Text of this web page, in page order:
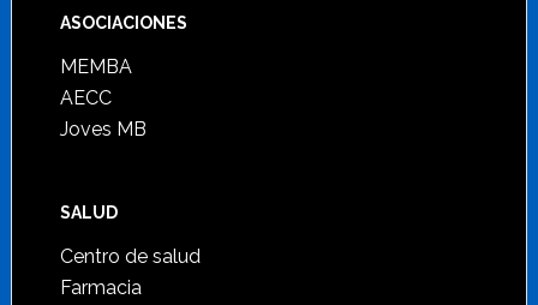
ASOCIACIONES
MEMBA
AECC
Joves MB
SALUD
Centro de salud
Farmacia